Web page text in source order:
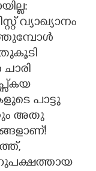
വ്യാഖ്യാനം
പാട്ടു
അതു